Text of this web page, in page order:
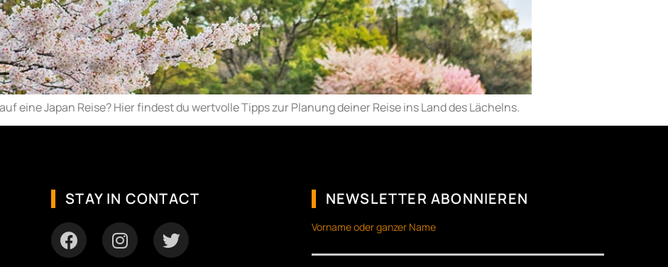
eine Japan Reise? Hier findest du wertvolle Tipps zur Planung deiner Reise ins Land des Lächelns.
STAY IN CONTACT NEWSLETTER ABONNIEREN
Vorname oder ganzer Name